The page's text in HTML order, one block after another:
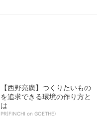
【西野亮廣】つくりたいもの
を追求できる環境の作り方と
は
PR(FINCHI on GOETHE)